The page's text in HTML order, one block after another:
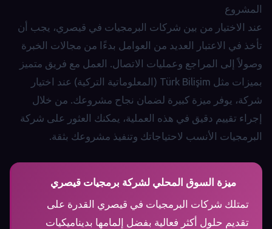
المشروع
عند الاختيار من بين شركات البرمجيات في قيصري، يجب أن
تأخذ في الاعتبار العديد من العوامل بدءًا من مجالات الخبرة
وصولاً إلى المراجع وعمليات الاتصال. العمل مع فريق متميز
بميزات مثل Türk Bilişim (المعلوماتية التركية) عند اختيار
شركة، يوفر ميزة كبيرة لضمان نجاح مشروعك. من خلال
إجراء تقييم دقيق في هذه العملية، يمكنك العثور على شركة
البرمجيات الأنسب لاحتياجاتك وتنفيذ مشروعك بثقة.
ميزة السوق المحلي لشركة برمجيات قيصري
تمتلك شركات البرمجيات في قيصري القدرة على
تقديم حلول أكثر فعالية بفضل إلمامها بديناميكيات